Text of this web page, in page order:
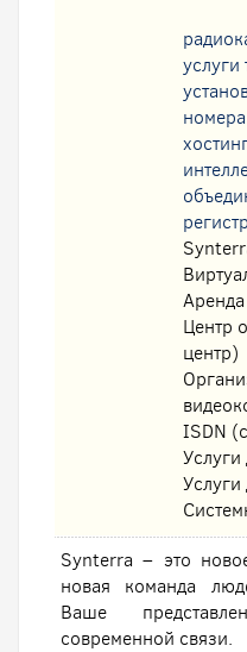
услуги
номера
Центр
центр)
ISDN
Услуги
Synterra – это
новая команда
Ваше
современной связи.